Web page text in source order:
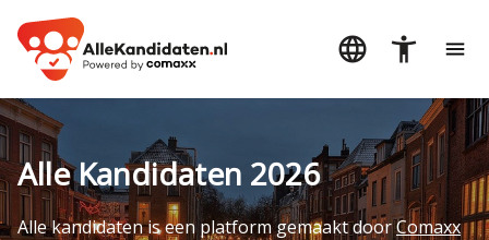
Alle Kandidaten 2026
Alle kandidaten is een platform gemaakt doorComaxx